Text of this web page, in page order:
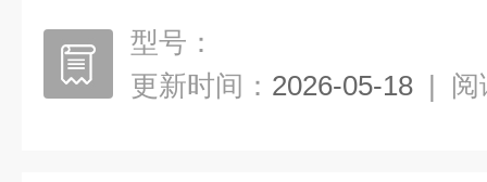
型号：
更新时间： 2026-05-18 | 阅